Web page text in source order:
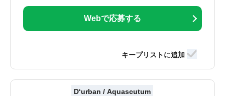
Webで応募する
D‘urban / Aquascutum